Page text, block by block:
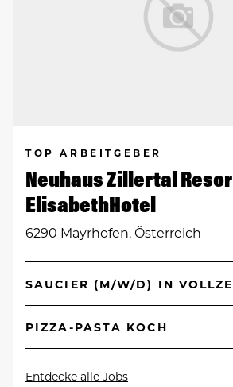
TOP ARBEITGEBER
Neuhaus Zillertal
ElisabethHotel
6290 Mayrhofen, Österreich
SAUCIER (M/W/D) IN
PIZZA-PASTA KOCH
Entdecke alle Jobs